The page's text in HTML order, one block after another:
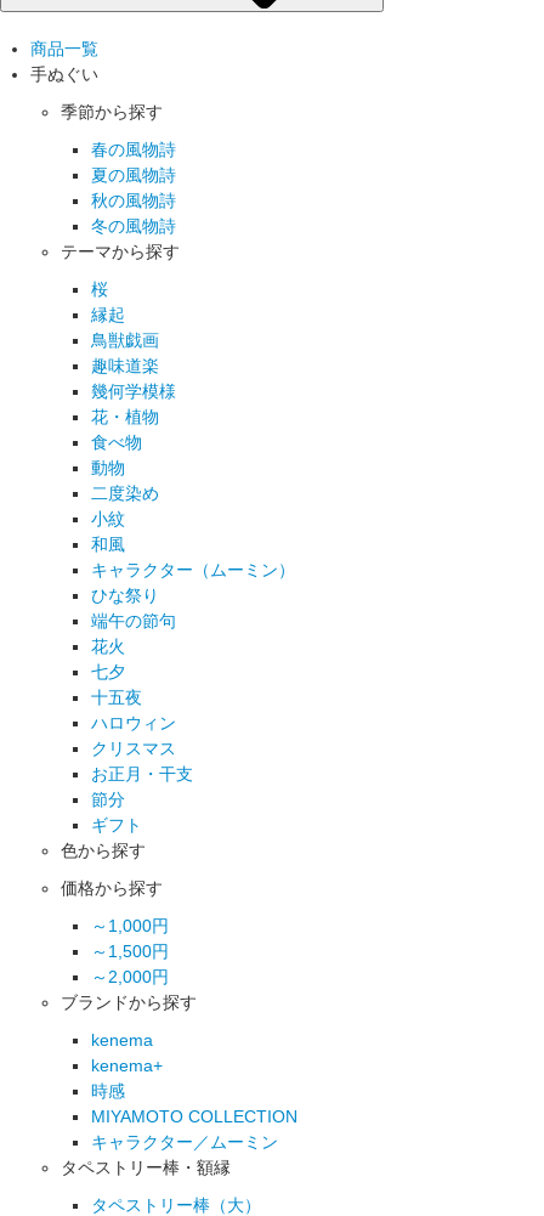
商品一覧
手ぬぐい
季節から探す
春の風物詩
夏の風物詩
秋の風物詩
冬の風物詩
テーマから探す
桜
縁起
鳥獣戯画
趣味道楽
幾何学模様
花・植物
食べ物
動物
二度染め
小紋
和風
キャラクター（ムーミン）
ひな祭り
端午の節句
花火
七夕
十五夜
ハロウィン
クリスマス
お正月・干支
節分
ギフト
色から探す
価格から探す
～1,000円
～1,500円
～2,000円
ブランドから探す
kenema
kenema+
時感
MIYAMOTO COLLECTION
キャラクター／ムーミン
タペストリー棒・額縁
タペストリー棒（大）